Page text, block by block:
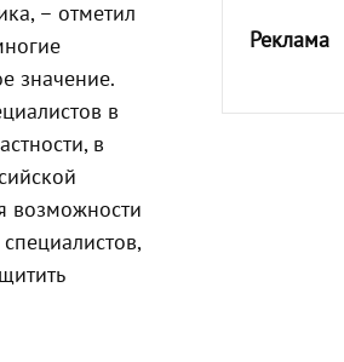
– отметил
значение.
в
в
возможности
Реклама